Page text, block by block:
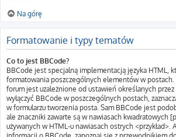
Na górę
Formatowanie i typy tematów
Co to jest BBCode?
BBCode jest specjalną implementacją języka HTML,
formatowania poszczególnych elementów w postach.
forum jest uzależnione od ustawień określanych
wyłączyć BBCode w poszczególnych postach,
w formularzu tworzenia posta. Sam BBCode jest
ale znaczniki zawarte są w nawiasach kwadratowych
używanych w HTML-u nawiasach ostrych <przykład>.